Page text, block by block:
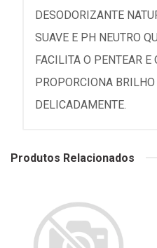
DESODORIZANTE
SUAVE E PH NEUTRO
FACILITA O PENTEAR E
PROPORCIONA
DELICADAMENTE.
Produtos Relacionados